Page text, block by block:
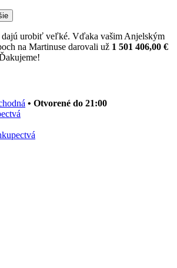
dajú urobiť veľké. Vďaka vašim Anjelským
na Martinuse darovali už 1 501 406,00 €
• Otvorené do 21:00